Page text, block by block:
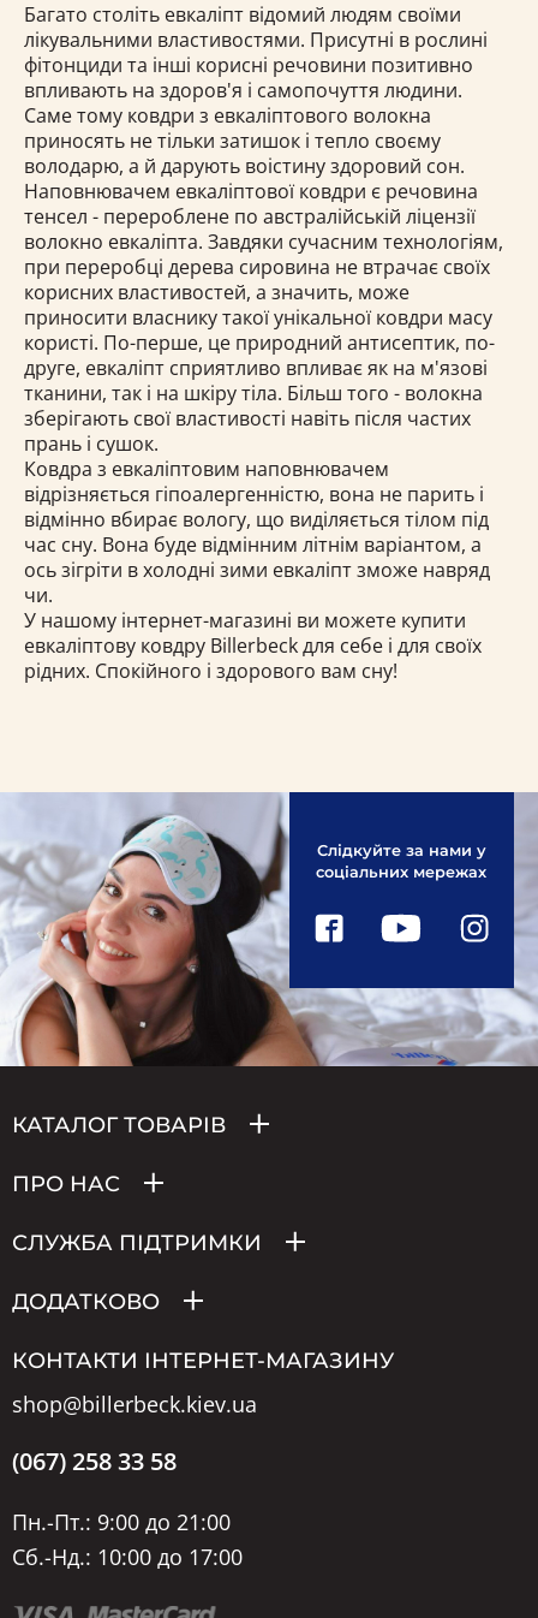
Багато століть евкаліпт відомий людям своїми
лікувальними властивостями. Присутні в рослині
фітонциди та інші корисні речовини позитивно
впливають на здоров'я і самопочуття людини.
Саме тому ковдри з евкаліптового волокна
приносять не тільки затишок і тепло своєму
володарю, а й дарують воістину здоровий сон.
Наповнювачем евкаліптової ковдри є речовина
тенсел - перероблене по австралійській ліцензії
волокно евкаліпта. Завдяки сучасним технологіям,
при переробці дерева сировина не втрачає своїх
корисних властивостей, а значить, може
приносити власнику такої унікальної ковдри масу
користі. По-перше, це природний антисептик, по-
друге, евкаліпт сприятливо впливає як на м'язові
тканини, так і на шкіру тіла. Більш того - волокна
зберігають свої властивості навіть після частих
прань і сушок.
Ковдра з евкаліптовим наповнювачем
відрізняється гіпоалергенністю, вона не парить і
відмінно вбирає вологу, що виділяється тілом під
час сну. Вона буде відмінним літнім варіантом, а
ось зігріти в холодні зими евкаліпт зможе навряд
чи.
У нашому інтернет-магазині ви можете купити
евкаліптову ковдру Billerbeck для себе і для своїх
рідних. Спокійного і здорового вам сну!
Слідкуйте за нами у
соціальних мережах
КАТАЛОГ ТОВАРІВ
ПРО НАС
СЛУЖБА ПІДТРИМКИ
ДОДАТКОВО
КОНТАКТИ ІНТЕРНЕТ-МАГАЗИНУ
shop@billerbeck.kiev.ua
(067) 258 33 58
Пн.-Пт.: 9:00 до 21:00
Сб.-Нд.: 10:00 до 17:00